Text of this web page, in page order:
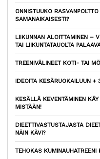
ONNISTUUKO
SAMANAIKAISESTI?
LIIKUNNAN ALOITTAMINEN –
TAI LIIKUNTATAUOLTA
TREENIVÄLINEET KOTI- TAI
IDEOITA KESÄRUOKAILUUN +
KESÄLLÄ KEVENTÄMINEN
MISTÄÄN!
DIEETTIVASTUSTAJASTA
NÄIN KÄVI?
TEHOKAS KUMINAUHATREENI